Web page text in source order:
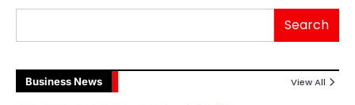
Search
Business News View All